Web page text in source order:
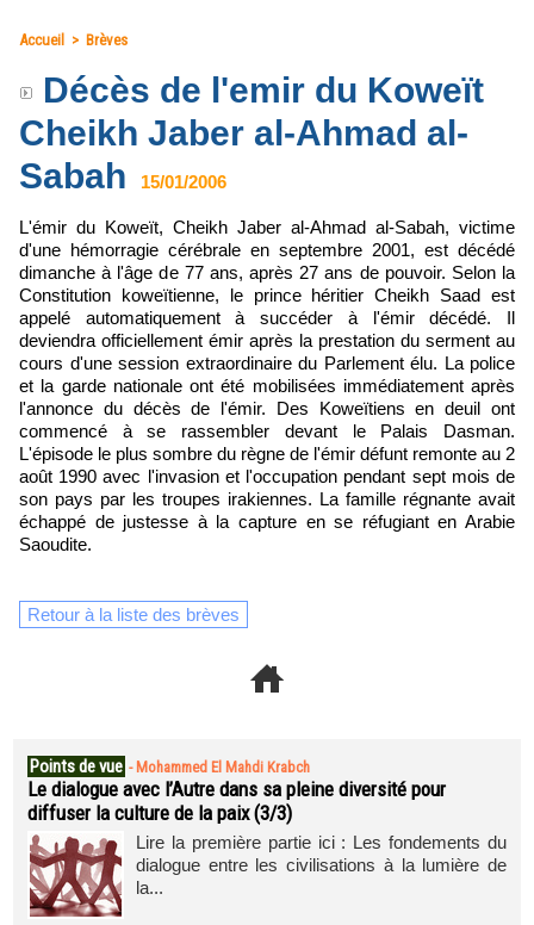
Accueil > Brèves
Décès de l'emir du Koweït
Cheikh Jaber al-Ahmad al-
Sabah
15/01/2006
L'émir du Koweït, Cheikh Jaber al-Ahmad al-Sabah, victime
d'une hémorragie cérébrale en septembre 2001, est décédé
dimanche à l'âge de 77 ans, après 27 ans de pouvoir. Selon la
Constitution koweïtienne, le prince héritier Cheikh Saad est
appelé automatiquement à succéder à l'émir décédé. Il
deviendra officiellement émir après la prestation du serment au
cours d'une session extraordinaire du Parlement élu. La police
et la garde nationale ont été mobilisées immédiatement après
l'annonce du décès de l'émir. Des Koweïtiens en deuil ont
commencé à se rassembler devant le Palais Dasman.
L'épisode le plus sombre du règne de l'émir défunt remonte au 2
août 1990 avec l'invasion et l'occupation pendant sept mois de
son pays par les troupes irakiennes. La famille régnante avait
échappé de justesse à la capture en se réfugiant en Arabie
Saoudite.
Retour à la liste des brèves
Points de vue - Mohammed El Mahdi Krabch
Le dialogue avec l’Autre dans sa pleine diversité pour
diffuser la culture de la paix (3/3)
Lire la première partie ici : Les fondements du
dialogue entre les civilisations à la lumière de
la...